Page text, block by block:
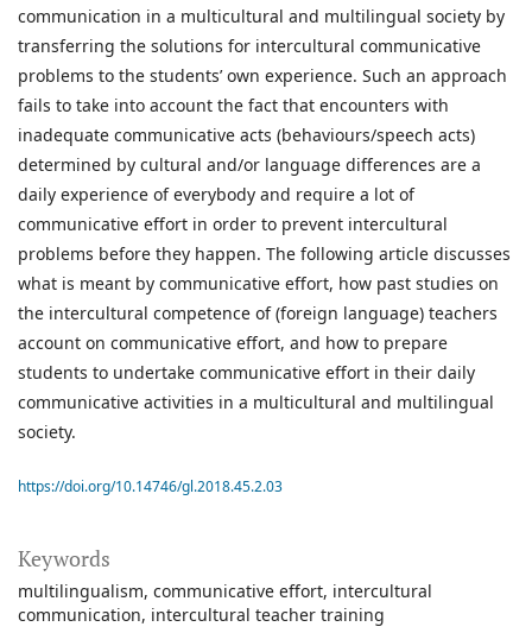
Keywords
multilingualism communicative effort intercultural
communication intercultural teacher training
communication in a multicultural and multilingual society by
transferring the solutions for intercultural communicative
problems to the students’ own experience. Such an approach
fails to take into account the fact that encounters with
inadequate communicative acts (behaviours/speech acts)
determined by cultural and/or language differences are a
daily experience of everybody and require a lot of
communicative effort in order to prevent intercultural
problems before they happen. The following article discusses
what is meant by communicative effort, how past studies on
the intercultural competence of (foreign language) teachers
account on communicative effort, and how to prepare
students to undertake communicative effort in their daily
communicative activities in a multicultural and multilingual
society.
https://doi.org/10.14746/gl.2018.45.2.03